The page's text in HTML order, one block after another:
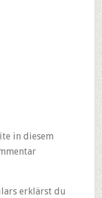
in diesem
erklärst du